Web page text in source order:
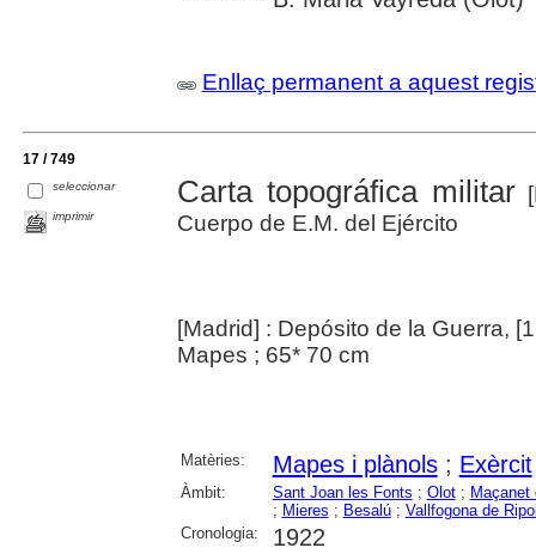
Enllaç permanent a aquest
17 / 749
seleccionar
imprimir
Carta topográfica militar
Cuerpo de E.M. del Ejército
[Madrid] : Depósito de la Guerra,
Mapes ; 65* 70 cm
Matèries: Mapes i plànols; Exèrcit
Àmbit: Sant Joan les Fonts ; Olot; Maçanet
; Mieres ; Besalú; Vallfogona de
Cronologia:
1922